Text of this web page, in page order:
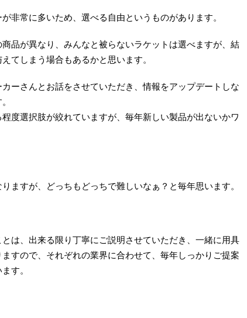
非常に多いため、選べる自由というものがあります。
品が異なり、みんなと被らないラケットは選べますが、結
てしまう場合もあるかと思います。
ーさんとお話をさせていただき、情報をアップデートしな
程度選択肢が絞れていますが、毎年新しい製品が出ないかワ
ますが、どっちもどっちで難しいなぁ？と毎年思います。
は、出来る限り丁寧にご説明させていただき、一緒に用具
すので、それぞれの業界に合わせて、毎年しっかりご提案
す。